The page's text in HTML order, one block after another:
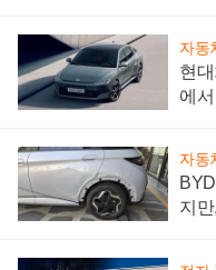
자동
현
에
자동
지